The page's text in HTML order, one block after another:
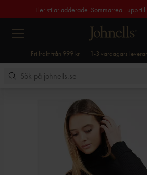
Fler stilar adderade. Sommarrea - upp
Fri frakt från 999 kr 1-3 vardagars